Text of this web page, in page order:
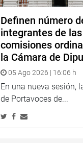
Definen número
integrantes de las
comisiones
la Cámara de
05 Ago 2026 | 16:06 h
En una nueva sesión,
de Portavoces de...